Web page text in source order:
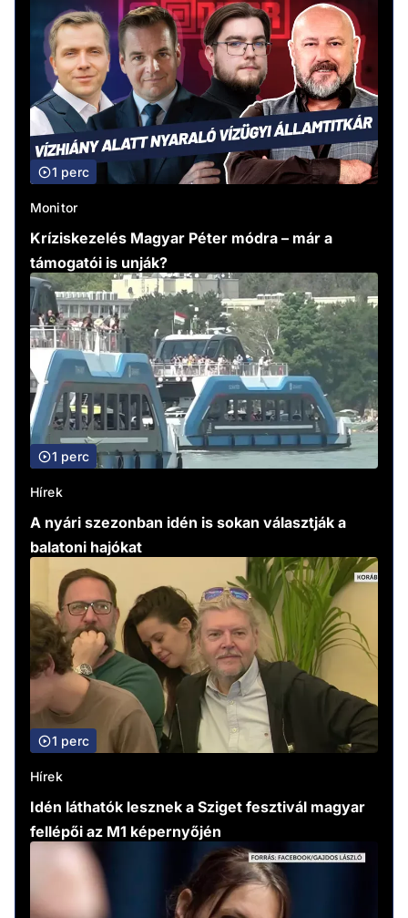
1 perc
Monitor
Kríziskezelés Magyar Péter módra – már a
támogatói is unják?
1 perc
Hírek
A nyári szezonban idén is sokan választják a
balatoni hajókat
1 perc
Hírek
Idén láthatók lesznek a Sziget fesztivál magyar
fellépői az M1 képernyőjén